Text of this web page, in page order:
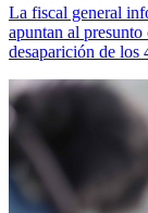
La fiscal general
apuntan al
desaparición de los